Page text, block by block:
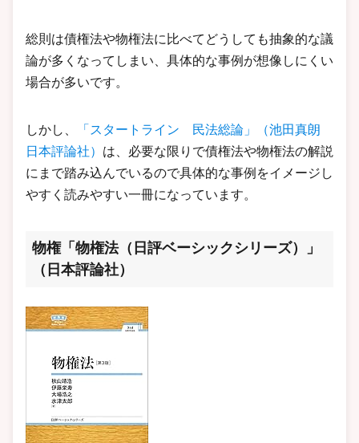
総則は債権法や物権法に比べてどうしても抽象的な議
論が多くなってしまい、具体的な事例が想像しにくい
場合が多いです。
しかし、
「スタートライン 民法総論」（池田真朗
日本評論社） は、必要な限りで債権法や物権法の解説
にまで踏み込んでいるので具体的な事例をイメージし
やすく読みやすい一冊になっています。
物権「物権法（日評ベーシックシリーズ）」
（日本評論社）